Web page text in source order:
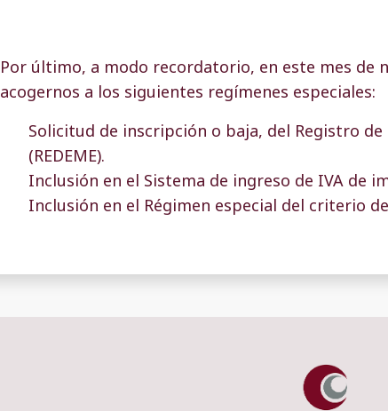
Por último, a modo recordatorio, en este mes de
acogernos a los siguientes regímenes especiales:
Solicitud de inscripción o baja, del Registro
(REDEME).
Inclusión en el Sistema de ingreso de IVA de
Inclusión en el Régimen especial del criterio